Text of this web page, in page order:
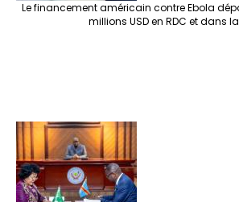
Le financement américain contre Ebola
millions USD en RDC et dans